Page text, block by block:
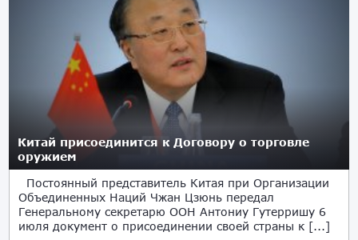
Китай присоединится к Договору о торговле
оружием
Постоянный представитель Китая при Организации
Объединенных Наций Чжан Цзюнь передал
Генеральному секретарю ООН Антониу Гутерришу 6
июля документ о присоединении своей страны к [...]